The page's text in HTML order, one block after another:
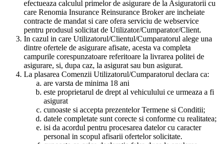
efectueaza calculul primelor de asigurare de la Asiguratorii cu
care Renomia Insurance Reinsurance Broker are incheiate
contracte de mandat si care ofera serviciu de webservice
pentru produsul solicitat de Utilizator/Cumparator/Client.
In cazul in care Utilizatorul/Clientul/Cumparatorul alege una
dintre ofertele de asigurare afisate, acesta va completa
campurile corespunzatoare referitoare la livrarea politei de
asigurare, si, dupa caz, la asigurat sau bun asigurat.
La plasarea Comenzii Utilizatorul/Cumparatorul declara ca:
are varsta de minima 18 ani
este proprietarul de drept al vehiculului ce urmeaza a fi
asigurat
cunoaste si accepta prezentelor Termene si Conditii;
datele completate sunt corecte si conforme cu realitatea;
isi da acordul pentru procesarea datelor cu caracter
personal in scopul afisarii ofertelor solicitate.